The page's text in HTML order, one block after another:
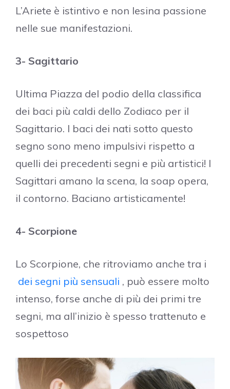
L’Ariete è istintivo e non lesina passione
nelle sue manifestazioni.
3- Sagittario
Ultima Piazza del podio della classifica
dei baci più caldi dello Zodiaco per il
Sagittario. I baci dei nati sotto questo
segno sono meno impulsivi rispetto a
quelli dei precedenti segni e più artistici! I
Sagittari amano la scena, la soap opera,
il contorno. Baciano artisticamente!
4- Scorpione
Lo Scorpione, che ritroviamo anche tra i
dei segni più sensuali , può essere molto
intenso, forse anche di più dei primi tre
segni, ma all’inizio è spesso trattenuto e
sospettoso